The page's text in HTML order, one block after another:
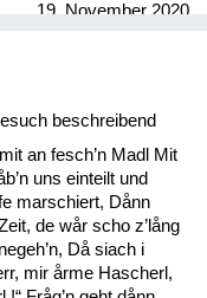
19. November 2020
beschreibend
an fesch’n Madl Mit
uns einteilt und
marschiert, Dånn
de wår scho z’lång
Då siach i
mir årme Hascherl,